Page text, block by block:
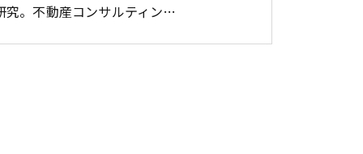
究。不動産コンサルティン…